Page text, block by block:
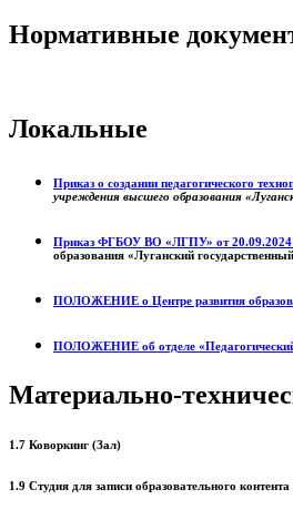
Нормативные
Локальные
Приказ о создании педагогического
учреждения высшего образования
Приказ ФГБОУ ВО «ЛГПУ» от
образования «Луганский
ПОЛОЖЕНИЕ о Центре развития
ПОЛОЖЕНИЕ об отделе
Материально-
1.7 Коворкинг (Зал)
1.9 Студия для записи образовательного контента